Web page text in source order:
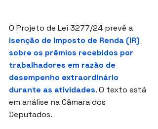
O Projeto de Lei 3277/24 prevê a
isenção de Imposto de Renda (IR)
sobre os prêmios recebidos por
trabalhadores em razão de
desempenho extraordinário
durante as atividades. O texto está
em análise na Câmara dos
Deputados.